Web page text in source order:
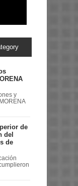
y
de
del
de